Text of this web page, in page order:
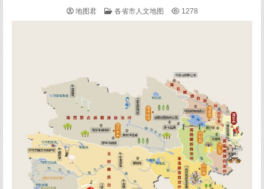
地图君
POSTED
各省市人文地图 1278